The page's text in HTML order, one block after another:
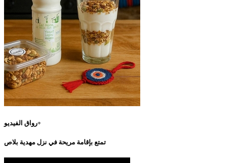
رواق الفيديو+
تمتع بإقامة مريحة في نزل مهدية بلاص